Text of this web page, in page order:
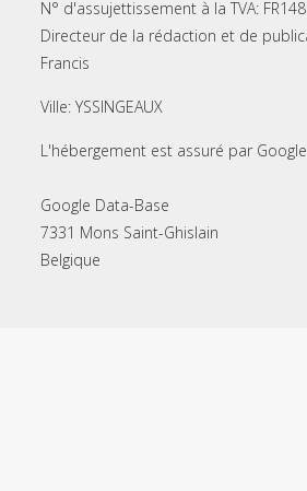
N° d'assujettissement à la TVA:
Directeur de la rédaction et de
Francis
Ville: YSSINGEAUX
L'hébergement est assuré par
Google Data-Base
7331 Mons Saint-Ghislain
Belgique